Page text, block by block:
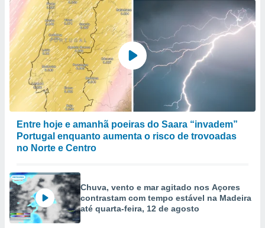
Entre hoje e amanhã poeiras do Saara “invadem”
Portugal enquanto aumenta o risco de trovoadas
no Norte e Centro
Chuva, vento e mar agitado nos Açores
contrastam com tempo estável na Madeira
até quarta-feira, 12 de agosto